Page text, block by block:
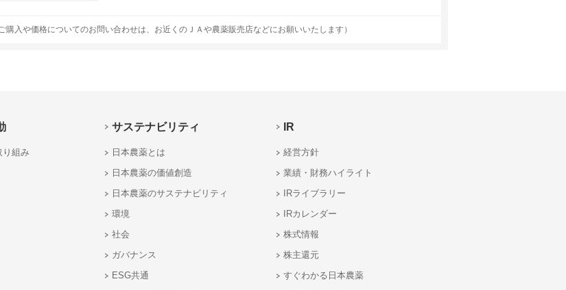
入や価格についてのお問い合わせは、お近くのＪＡや農薬販売店などにお願いいたします）
り組み
サステナビリティ
日本農薬とは
日本農薬の価値創造
日本農薬のサステナビリティ
環境
社会
ガバナンス
ESG共通
IR
経営方針
業績・財務ハイライト
IRライブラリー
IRカレンダー
株式情報
株主還元
すぐわかる日本農薬